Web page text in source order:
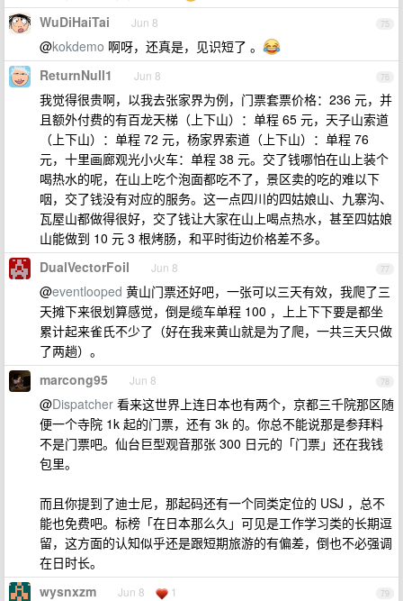
75
WuDiHaiTai Jun 8
@kokdemo 啊呀，还真是，见识短了 。
76
ReturnNull1 Jun 8
我觉得很贵啊，以我去张家界为例，门票套票价格：236 元，并
且额外付费的有百龙天梯（上下山）：单程 65 元，天子山索道
（上下山）：单程 72 元，杨家界索道（上下山）：单程 76
元，十里画廊观光小火车：单程 38 元。交了钱哪怕在山上装个
喝热水的呢，在山上吃个泡面都吃不了，景区卖的吃的难以下
咽，交了钱没有对应的服务。这一点四川的四姑娘山、九寨沟、
瓦屋山都做得很好，交了钱让大家在山上喝点热水，甚至四姑娘
山能做到 10 元 3 根烤肠，和平时街边价格差不多。
77
DualVectorFoil Jun 8
@eventlooped 黄山门票还好吧，一张可以三天有效，我爬了三
天摊下来很划算感觉，倒是缆车单程 100 ，上上下下要是都坐
累计起来雀氏不少了（好在我来黄山就是为了爬，一共三天只做
了两趟）。
78
marcong95 Jun 8
@Dispatcher 看来这世界上连日本也有两个，京都三千院那区随
便一个寺院 1k 起的门票，还有 3k 的。你总不能说那是参拜料
不是门票吧。仙台巨型观音那张 300 日元的「门票」还在我钱
包里。
而且你提到了迪士尼，那起码还有一个同类定位的 USJ ，总不
能也免费吧。标榜「在日本那么久」可见是工作学习类的长期逗
留，这方面的认知似乎还是跟短期旅游的有偏差，倒也不必强调
在日时长。
79
wysnxzm Jun 8 1